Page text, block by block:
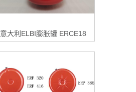
意大利ELBI膨胀罐 ERCE18